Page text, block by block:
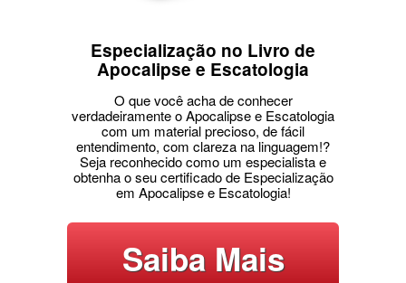
Especialização no Livro de
Apocalipse e Escatologia
O que você acha de conhecer
verdadeiramente o Apocalipse e Escatologia
com um material precioso, de fácil
entendimento, com clareza na linguagem!?
Seja reconhecido como um especialista e
obtenha o seu certificado de Especialização
em Apocalipse e Escatologia!
Saiba Mais